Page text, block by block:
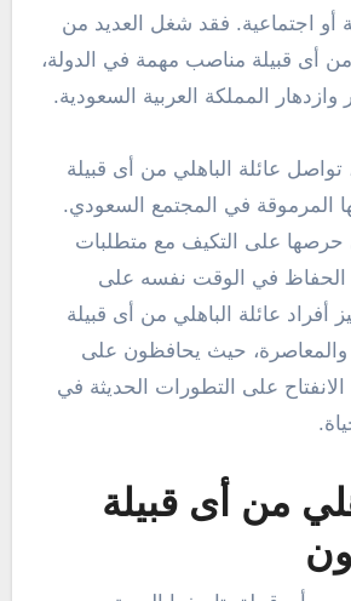
أو اجتماعية. فقد شغل العديد من
من أى قبيلة مناصب مهمة في الدولة،
المملكة العربية السعودية.
عائلة الباهلي من أى قبيلة
المرموقة في المجتمع السعودي.
على التكيف مع متطلبات
الحفاظ في الوقت نفسه على
أفراد عائلة الباهلي من أى قبيلة
والمعاصرة، حيث يحافظون على
الانفتاح على التطورات الحديثة في
من أى قبيلة